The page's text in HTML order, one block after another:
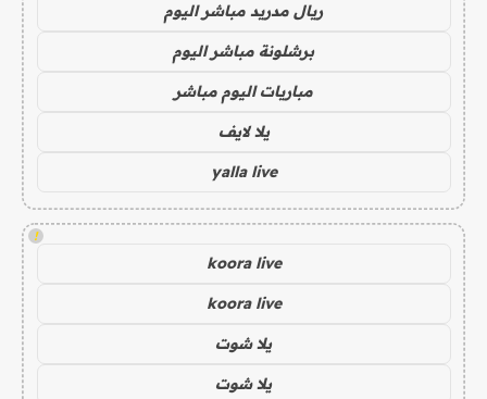
ريال مدريد مباشر اليوم
برشلونة مباشر اليوم
مباريات اليوم مباشر
يلا لايف
yalla live
!
koora live
koora live
يلا شوت
يلا شوت